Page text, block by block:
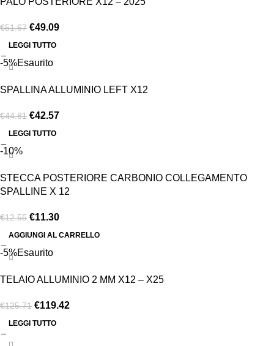
€51.67 €49.09
LEGGI TUTTO
-5%Esaurito
SPALLINA ALLUMINIO LEFT X12
€44.81 €42.57
LEGGI TUTTO
-10%
STECCA POSTERIORE CARBONIO COLLEGAMENTO
SPALLINE X 12
€12.55 €11.30
AGGIUNGI AL CARRELLO
-5%Esaurito
TELAIO ALLUMINIO 2 MM X12 – X25
€125.71 €119.42
LEGGI TUTTO